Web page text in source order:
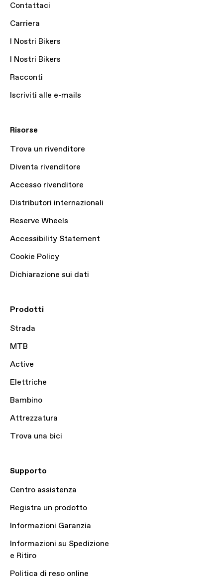
Contattaci
Carriera
I Nostri Bikers
I Nostri Bikers
Racconti
Iscriviti alle e-mails
Risorse
Trova un rivenditore
Diventa rivenditore
Accesso rivenditore
Distributori internazionali
Reserve Wheels
Accessibility Statement
Cookie Policy
Dichiarazione sui dati
Prodotti
Strada
MTB
Active
Elettriche
Bambino
Attrezzatura
Trova una bici
Supporto
Centro assistenza
Registra un prodotto
Informazioni Garanzia
Informazioni su Spedizione
e Ritiro
Politica di reso online